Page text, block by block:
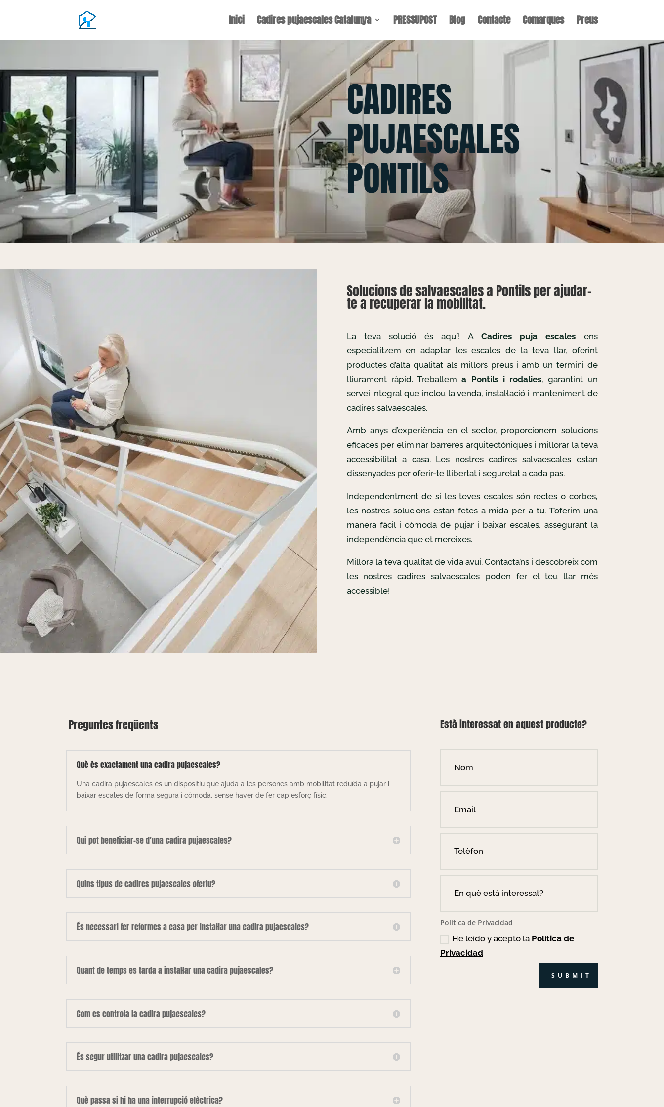
Inici Cadires pujaescales Catalunya PRESSUPOST Blog Contacte Comarques Preus
CADIRES
PUJAESCALES
PONTILS
Solucions de salvaescales a Pontils per ajudar-
te a recuperar la mobilitat.
La teva solució és aquí! A Cadires puja escales ens
especialitzem en adaptar les escales de la teva llar, oferint
productes d’alta qualitat als millors preus i amb un termini de
lliurament ràpid. Treballema Pontils i rodalies, garantint un
servei integral que inclou la venda, instal·lació i manteniment de
cadires salvaescales.
Amb anys d’experiència en el sector, proporcionem solucions
eficaces per eliminar barreres arquitectòniques i millorar la teva
accessibilitat a casa. Les nostres cadires salvaescales estan
dissenyades per oferir-te llibertat i seguretat a cada pas.
Independentment de si les teves escales són rectes o corbes,
les nostres solucions estan fetes a mida per a tu. T’oferim una
manera fàcil i còmoda de pujar i baixar escales, assegurant la
independència que et mereixes.
Millora la teva qualitat de vida avui. Contacta’ns i descobreix com
les nostres cadires salvaescales poden fer el teu llar més
accessible!
Preguntes freqüents
Què és exactament una cadira pujaescales?
Una cadira pujaescales és un dispositiu que ajuda a les persones amb mobilitat reduïda a pujar i
baixar escales de forma segura i còmoda, sense haver de fer cap esforç físic.
Qui pot beneficiar-se d’una cadira pujaescales?
Quins tipus de cadires pujaescales oferiu?
És necessari fer reformes a casa per instal·lar una cadira pujaescales?
Quant de temps es tarda a instal·lar una cadira pujaescales?
Com es controla la cadira pujaescales?
És segur utilitzar una cadira pujaescales?
Què passa si hi ha una interrupció elèctrica?
Està interessat en aquest producte?
Política de Privacidad
He leído y acepto la Política de
Privacidad
SUBMIT